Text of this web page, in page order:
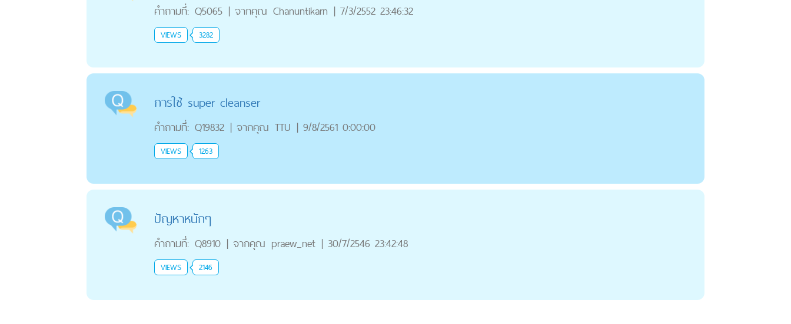
คำถามที่: Q5065 | จากคุณ Chanuntikarn | 7/3/2552 23:46:32
VIEWS 3282
การใช้ super cleanser
คำถามที่: Q19832 | จากคุณ TTU | 9/8/2561 0:00:00
VIEWS 1263
ปัญหาหนักๆ
คำถามที่: Q8910 | จากคุณ praew_net | 30/7/2546 23:42:48
VIEWS 2146